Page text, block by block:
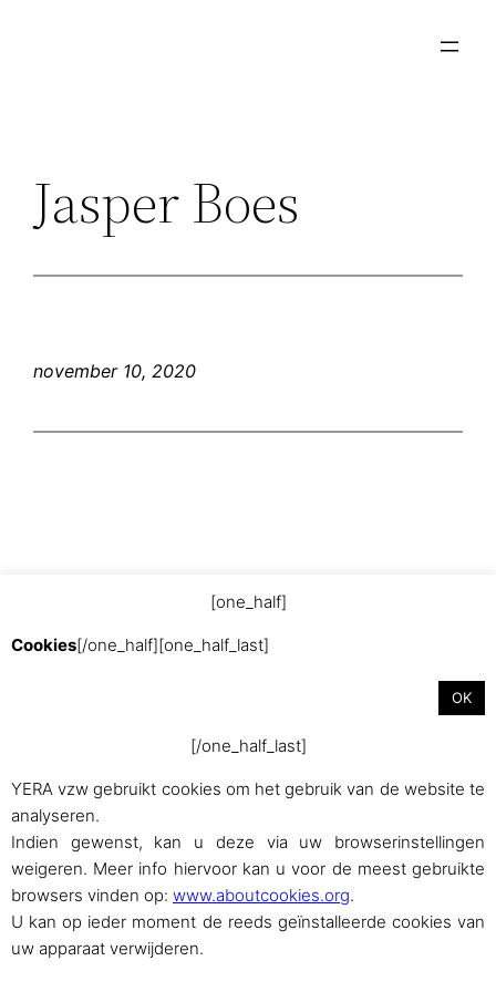
Jasper Boes
november 10, 2020
[one_half]
Cookies[/one_half][one_half_last]
OK
[/one_half_last]
YERA vzw gebruikt cookies om het gebruik van de website te
analyseren.
Indien gewenst, kan u deze via uw browserinstellingen
weigeren. Meer info hiervoor kan u voor de meest gebruikte
browsers vinden op: www.aboutcookies.org.
U kan op ieder moment de reeds geïnstalleerde cookies van
uw apparaat verwijderen.